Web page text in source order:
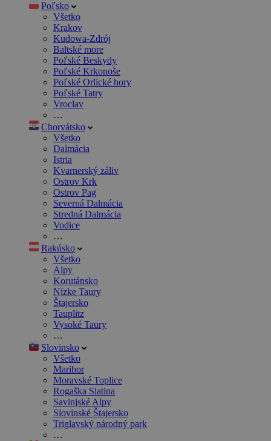
Poľsko
Všetko
Krakov
Kudowa-Zdrój
Baltské more
Poľské Beskydy
Poľské Krkonoše
Poľské Orlické hory
Poľské Tatry
Vroclav
…
Chorvátsko
Všetko
Dalmácia
Istria
Kvarnerský záliv
Ostrov Krk
Ostrov Pag
Severná Dalmácia
Stredná Dalmácia
Vodice
…
Rakúsko
Všetko
Alpy
Korutánsko
Nízke Taury
Štajersko
Tauplitz
Vysoké Taury
…
Slovinsko
Všetko
Maribor
Moravské Toplice
Rogaška Slatina
Savinjské Alpy
Slovinské Štajersko
Triglavský národný park
…